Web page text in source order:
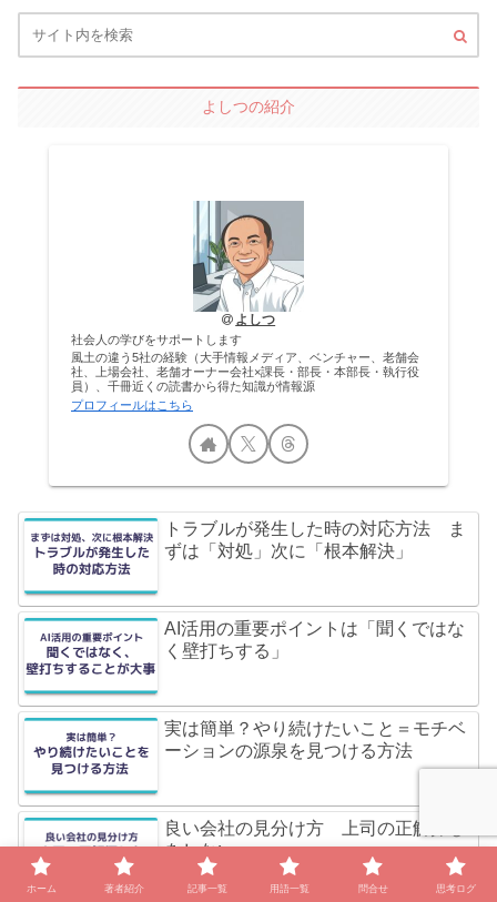
よしつの紹介
よしつ
社会人の学びをサポートします
風土の違う5社の経験（大手情報メディア、ベンチャー、老舗会
社、上場会社、老舗オーナー会社×課長・部長・本部長・執行役
員）、千冊近くの読書から得た知識が情報源
プロフィールはこちら
トラブルが発生した時の対応方法 ま
ずは「対処」次に「根本解決」
AI活用の重要ポイントは「聞くではな
く壁打ちする」
実は簡単？やり続けたいこと＝モチベ
ーションの源泉を見つける方法
良い会社の見分け方 上司の正解探し
をしない
ホーム 著者紹介 記事一覧 用語一覧 問合せ 思考ログ